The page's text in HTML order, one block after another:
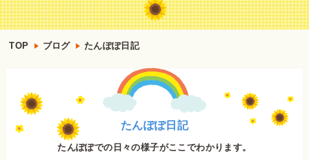
TOP ブログ たんぽぽ日記
たんぽぽ日記
たんぽぽでの日々の様子がここでわかります。